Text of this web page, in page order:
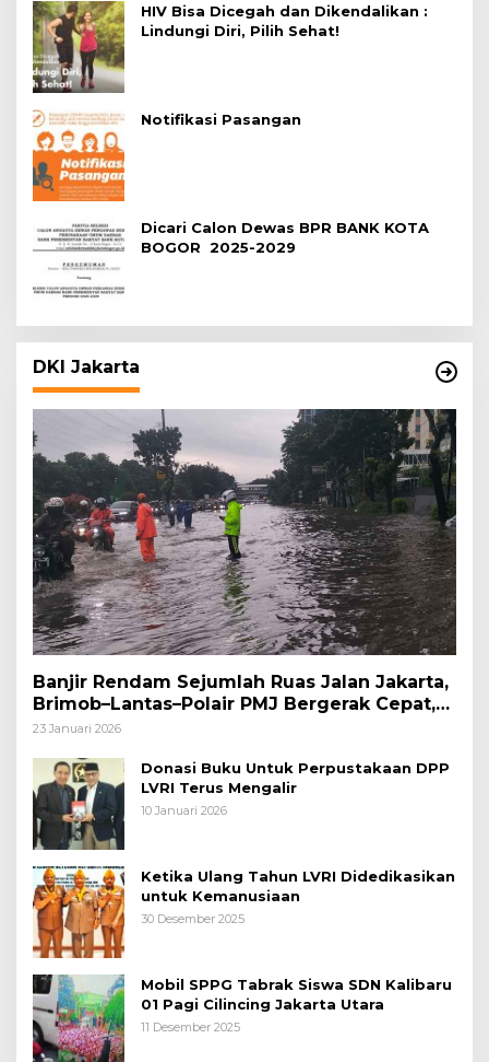
HIV Bisa Dicegah dan Dikendalikan :
Lindungi Diri, Pilih Sehat!
Notifikasi Pasangan
Dicari Calon Dewas BPR BANK KOTA
BOGOR 2025-2029
DKI Jakarta
Banjir Rendam Sejumlah Ruas Jalan Jakarta,
Brimob–Lantas–Polair PMJ Bergerak Cepat,
Polri Siagakan 128.247 Personel Secara
23 Januari 2026
Donasi Buku Untuk Perpustakaan DPP
LVRI Terus Mengalir
10 Januari 2026
Ketika Ulang Tahun LVRI Didedikasikan
untuk Kemanusiaan
30 Desember 2025
Mobil SPPG Tabrak Siswa SDN Kalibaru
01 Pagi Cilincing Jakarta Utara
11 Desember 2025